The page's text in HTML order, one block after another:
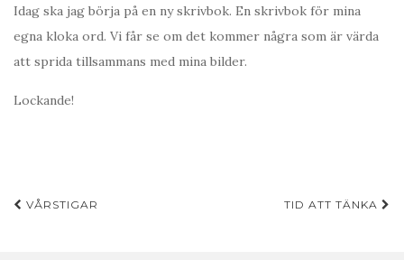
Idag ska jag börja på en ny skrivbok. En skrivbok för mina
egna kloka ord. Vi får se om det kommer några som är värda
att sprida tillsammans med mina bilder.
Lockande!
Inläggsnavigering
VÅRSTIGAR TID ATT TÄNKA